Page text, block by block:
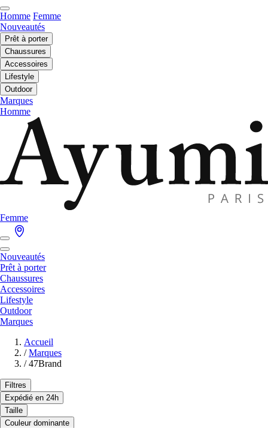
Homme Femme
Nouveautés
Prêt à porter
Chaussures
Accessoires
Lifestyle
Outdoor
Marques
Homme
Femme
Nouveautés
Prêt à porter
Chaussures
Accessoires
Lifestyle
Outdoor
Marques
Accueil
/ Marques
/ 47Brand
Filtres
Expédié en 24h
Taille
Couleur dominante